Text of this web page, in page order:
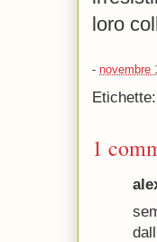
loro
- novembre
Etichette:
1